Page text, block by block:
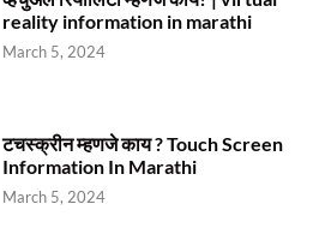
reality information in marathi
March 5, 2024
टचस्क्रीन म्हणजे काय ? Touch Screen
Information In Marathi
March 5, 2024